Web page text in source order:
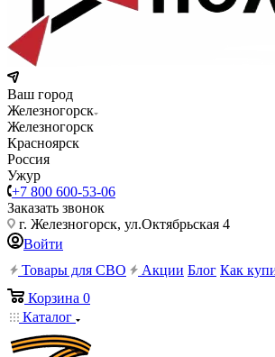
Ваш город
Железногорск
Железногорск
Красноярск
Россия
Ужур
+7 800 600-53-06
Заказать звонок
г. Железногорск, ул.Октябрьская 4
Войти
Товары для СВО
Акции Блог Как
Корзина 0
Каталог